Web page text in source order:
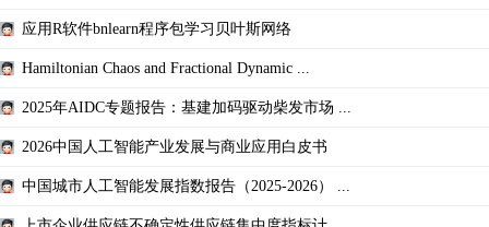
应用R软件bnlearn程序包学习贝叶斯网络
Hamiltonian Chaos and Fractional Dynamic ...
2025年AIDC专题报告：基建加码驱动柴发市场 ...
2026中国人工智能产业发展与商业应用白皮书
中国城市人工智能发展指数报告（2025-2026） ...